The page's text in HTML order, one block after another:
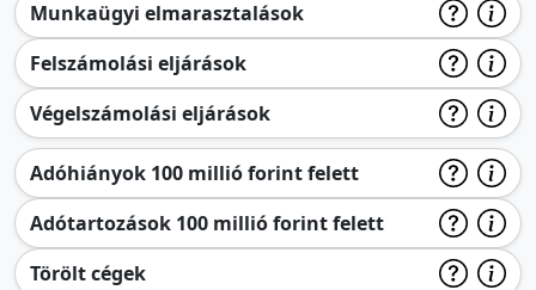
Munkaügyi elmarasztalások
Felszámolási eljárások
Végelszámolási eljárások
Adóhiányok 100 millió forint felett
Adótartozások 100 millió forint felett
Törölt cégek